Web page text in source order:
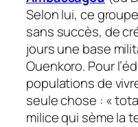
Selon lui, ce
sans succès, de
jours une base
Ouenkoro. Pour
populations de
seule chose : «
milice qui sème la